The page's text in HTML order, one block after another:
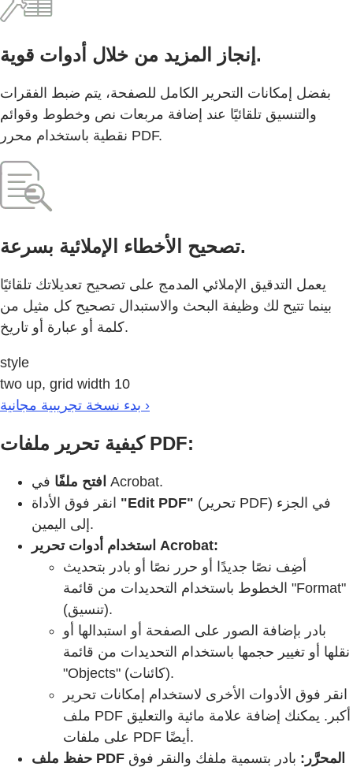
إنجاز المزيد من خلال أدوات قوية.
بفضل إمكانات التحرير الكامل للصفحة، يتم ضبط الفقرات
والتنسيق تلقائيًا عند إضافة مربعات نص وخطوط وقوائم
نقطية باستخدام محرر PDF.
تصحيح الأخطاء الإملائية بسرعة.
يعمل التدقيق الإملائي المدمج على تصحيح تعديلاتك تلقائيًا
بينما تتيح لك وظيفة البحث والاستبدال تصحيح كل مثيل من
كلمة أو عبارة أو تاريخ.
style
two up, grid width 10
بدء نسخة تجريبية مجانية ›
كيفية تحرير ملفات PDF:
افتح ملفًا في Acrobat.
"Edit PDF" (تحرير PDF) في الجزء
إلى اليمين.
استخدام أدوات تحرير Acrobat:
أضِف نصًا جديدًا أو حرر نصًا أو بادر بتحديث
الخطوط باستخدام التحديدات من قائمة "Format"
(تنسيق).
بادر بإضافة الصور على الصفحة أو استبدالها أو
نقلها أو تغيير حجمها باستخدام التحديدات من قائمة
"Objects" (كائنات).
انقر فوق الأدوات الأخرى لاستخدام إمكانات تحرير
ملف PDF أكبر. يمكنك إضافة علامة مائية والتعليق
على ملفات PDF أيضًا.
حفظ ملف PDF المحرَّر: بادر بتسمية ملفك والنقر فوق